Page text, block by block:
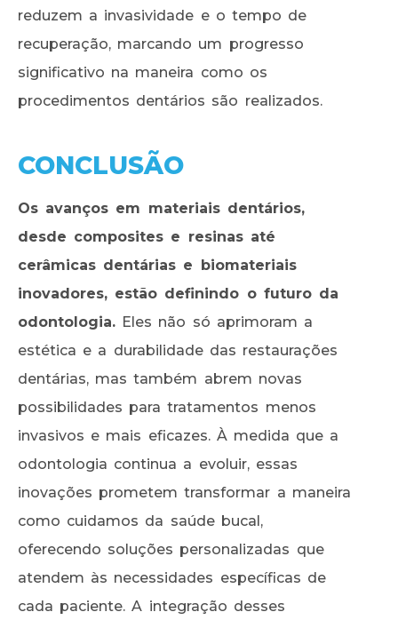
reduzem a invasividade e o tempo de
recuperação, marcando um progresso
significativo na maneira como os
procedimentos dentários são realizados.
CONCLUSÃO
Os avanços em materiais dentários,
desde composites e resinas até
cerâmicas dentárias e biomateriais
inovadores, estão definindo o futuro da
odontologia. Eles não só aprimoram a
estética e a durabilidade das restaurações
dentárias, mas também abrem novas
possibilidades para tratamentos menos
invasivos e mais eficazes. À medida que a
odontologia continua a evoluir, essas
inovações prometem transformar a maneira
como cuidamos da saúde bucal,
oferecendo soluções personalizadas que
atendem às necessidades específicas de
cada paciente. A integração desses